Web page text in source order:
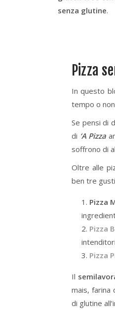
senza glutine.
Pizza
In questo
tempo o
Se pensi di
di ‘A Pizza
soffrono di
Oltre alle
ben tre
Pizza
Pizza
Pizza
Il
mais, farina
di glutine